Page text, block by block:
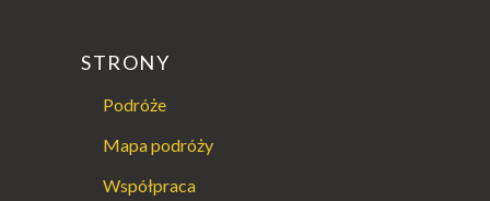
STRONY
Podróże
Mapa podróży
Współpraca